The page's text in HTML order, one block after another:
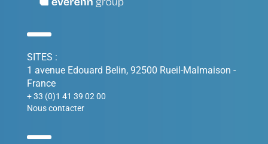
SITES :
1 avenue Edouard Belin, 92500 Rueil-Malmaison -
France
+ 33 (0)1 41 39 02 00
Nous contacter